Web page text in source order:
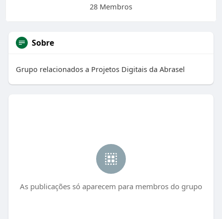
28 Membros
Sobre
Grupo relacionados a Projetos Digitais da Abrasel
As publicações só aparecem para membros do grupo